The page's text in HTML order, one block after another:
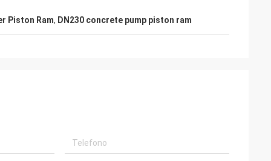
Piston Ram, DN230 concrete pump piston ram